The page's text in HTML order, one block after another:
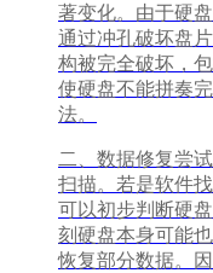
著变化。由于硬
通过冲孔破坏盘
构被完全破坏，
使硬盘不能拼奏
法。
二、数据修复尝
扫描。若是软件
可以初步判断硬
刻硬盘本身可能
恢复部分数据。